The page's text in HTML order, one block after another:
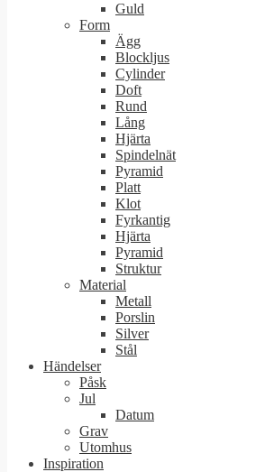
Guld
Form
Ägg
Blockljus
Cylinder
Doft
Rund
Lång
Hjärta
Spindelnät
Pyramid
Platt
Klot
Fyrkantig
Hjärta
Pyramid
Struktur
Material
Metall
Porslin
Silver
Stål
Händelser
Påsk
Jul
Datum
Grav
Utomhus
Inspiration